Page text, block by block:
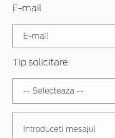
E-mail
Tip solicitare